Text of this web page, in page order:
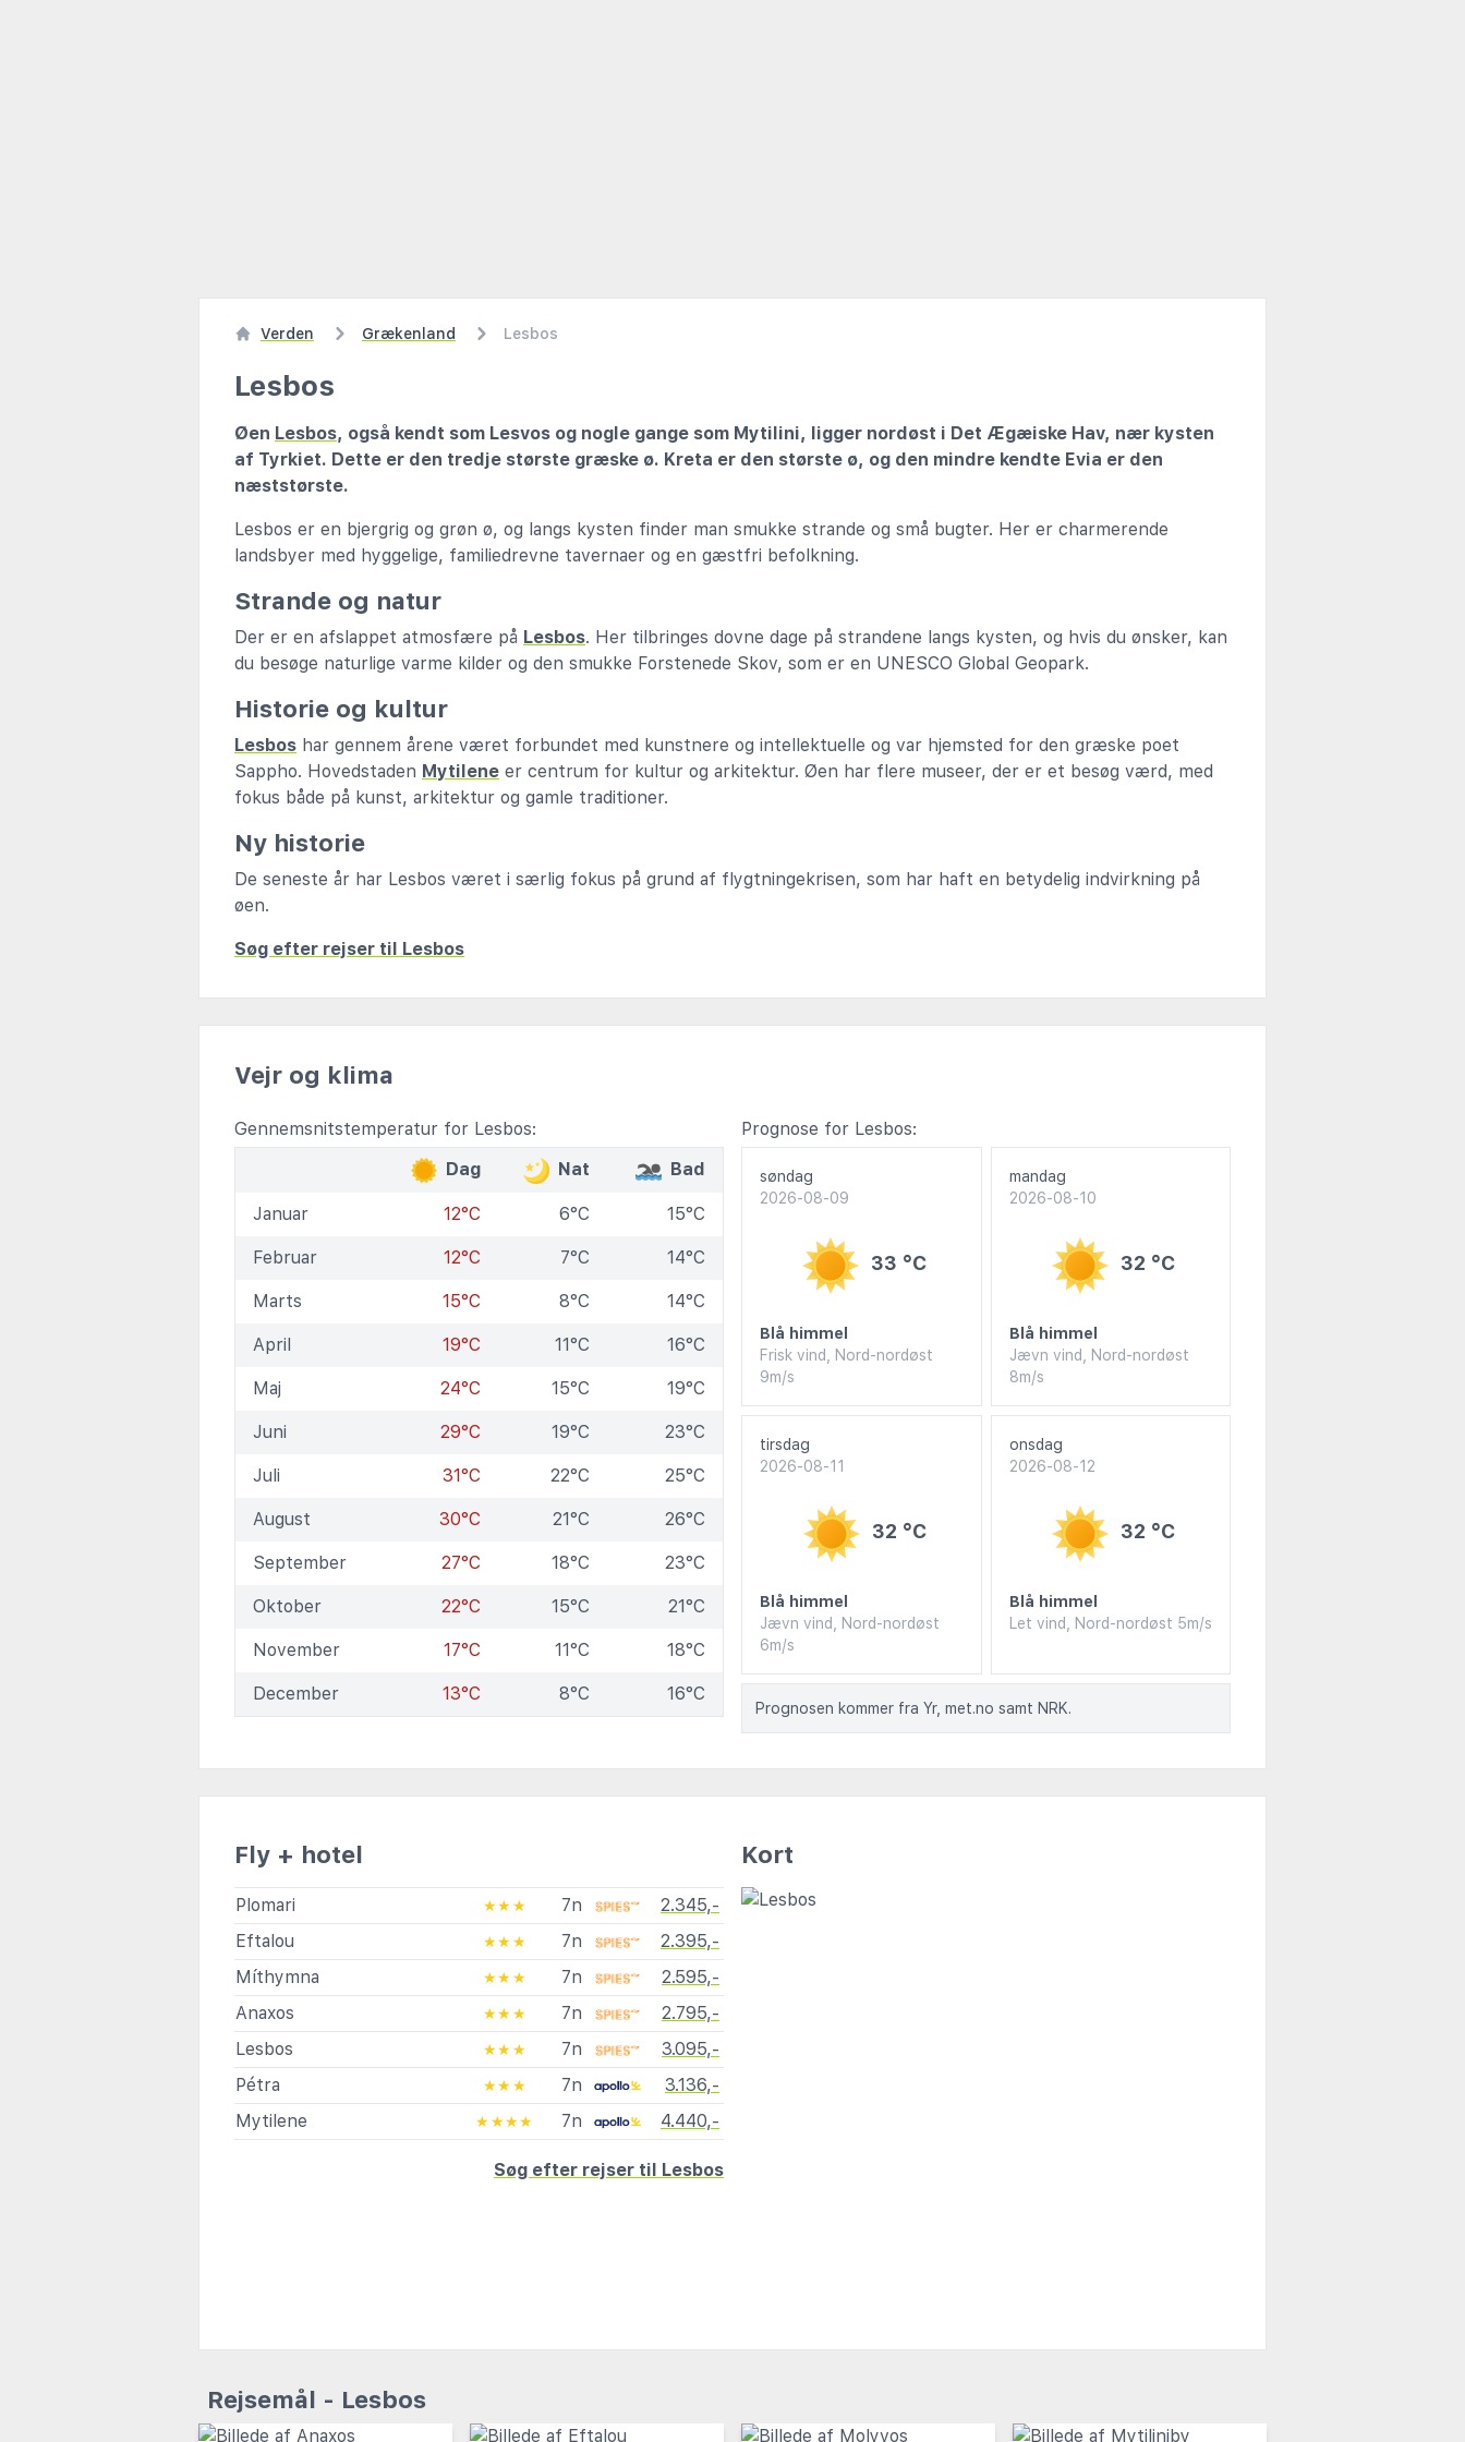
Verden Grækenland Lesbos
Lesbos
Øen Lesbos, også kendt som Lesvos og nogle gange som Mytilini, ligger nordøst i Det Ægæiske Hav, nær kysten
af Tyrkiet. Dette er den tredje største græske ø. Kreta er den største ø, og den mindre kendte Evia er den
næststørste.
Lesbos er en bjergrig og grøn ø, og langs kysten finder man smukke strande og små bugter. Her er charmerende
landsbyer med hyggelige, familiedrevne tavernaer og en gæstfri befolkning.
Strande og natur
Der er en afslappet atmosfære på Lesbos. Her tilbringes dovne dage på strandene langs kysten, og hvis du ønsker, kan
du besøge naturlige varme kilder og den smukke Forstenede Skov, som er en UNESCO Global Geopark.
Historie og kultur
Lesbos har gennem årene været forbundet med kunstnere og intellektuelle og var hjemsted for den græske poet
Sappho. Hovedstaden Mytilene er centrum for kultur og arkitektur. Øen har flere museer, der er et besøg værd, med
fokus både på kunst, arkitektur og gamle traditioner.
Ny historie
De seneste år har Lesbos været i særlig fokus på grund af flygtningekrisen, som har haft en betydelig indvirkning på
øen.
Søg efter rejser til Lesbos
Vejr og klima
Gennemsnitstemperatur for Lesbos:
Dag
Nat Bad
Januar 12°C 6°C 15°C
Februar 12°C 7°C 14°C
Marts 15°C 8°C 14°C
April 19°C 11°C 16°C
Maj 24°C 15°C 19°C
Juni 29°C 19°C 23°C
Juli 31°C 22°C 25°C
August 30°C 21°C 26°C
September 27°C 18°C 23°C
Oktober 22°C 15°C 21°C
November 17°C 11°C 18°C
December 13°C 8°C 16°C
Prognose for Lesbos:
søndag
2026-08-09
33 °C
Blå himmel
Frisk vind, Nord-nordøst
9m/s
mandag
2026-08-10
32 °C
Blå himmel
Jævn vind, Nord-nordøst
8m/s
tirsdag
2026-08-11
32 °C
Blå himmel
Jævn vind, Nord-nordøst
6m/s
onsdag
2026-08-12
32 °C
Blå himmel
Let vind, Nord-nordøst 5m/s
Prognosen kommer fra Yr, met.no samt NRK.
Fly + hotel
Plomari ★★★ 7n
2.345,-
Eftalou
★★★ 7n
2.395,-
Míthymna
★★★ 7n
2.595,-
Anaxos
★★★ 7n
2.795,-
Lesbos
★★★ 7n
3.095,-
Pétra
★★★ 7n
3.136,-
Mytilene
★★★★ 7n 4.440,-
Søg efter rejser til Lesbos
Kort
Rejsemål - Lesbos